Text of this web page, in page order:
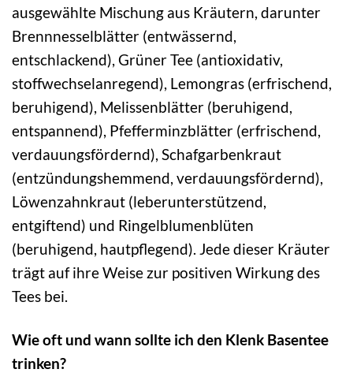
ausgewählte Mischung aus Kräutern, darunter
Brennnesselblätter (entwässernd,
entschlackend), Grüner Tee (antioxidativ,
stoffwechselanregend), Lemongras (erfrischend,
beruhigend), Melissenblätter (beruhigend,
entspannend), Pfefferminzblätter (erfrischend,
verdauungsfördernd), Schafgarbenkraut
(entzündungshemmend, verdauungsfördernd),
Löwenzahnkraut (leberunterstützend,
entgiftend) und Ringelblumenblüten
(beruhigend, hautpflegend). Jede dieser Kräuter
trägt auf ihre Weise zur positiven Wirkung des
Tees bei.
Wie oft und wann sollte ich den Klenk Basentee
trinken?